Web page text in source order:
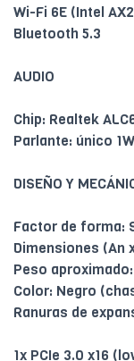
Wi-Fi 6E (Intel
Bluetooth 5.3
AUDIO
Chip: Realtek
Parlante: único 1W
DISEÑO Y
Factor de forma:
Dimensiones (An
Peso
Color: Negro
Ranuras de
1x PCIe 3.0 x16